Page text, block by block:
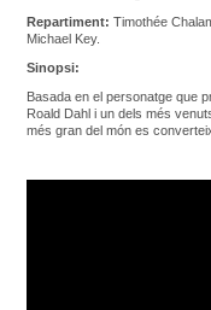
Repartiment: Timothée
Michael Key.
Sinopsi:
Basada en el personatge que
Roald Dahl i un dels més
més gran del món es